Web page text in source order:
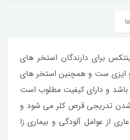
برای دارندگان استخر های
ایزی ست و همچنین استخر های
باشد و دارای کیفیت مطلوب است
تدریجی قرص کلر می شود و
از عوامل آلودگی و بیماری زا